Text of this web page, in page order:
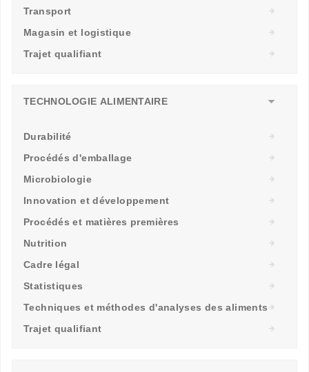
Transport
Magasin et logistique
Trajet qualifiant
TECHNOLOGIE ALIMENTAIRE
Durabilité
Procédés d'emballage
Microbiologie
Innovation et développement
Procédés et matières premières
Nutrition
Cadre légal
Statistiques
Techniques et méthodes d'analyses des aliments
Trajet qualifiant